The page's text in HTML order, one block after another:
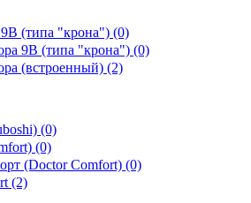
9В (типа "крона") (0)
9В (типа "крона") (0)
(встроенный) (2)
(0)
(0)
(Doctor Comfort) (0)
(2)